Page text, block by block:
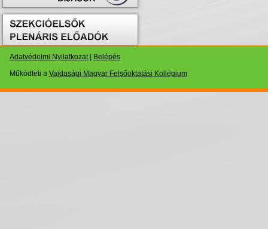
Adatvédelmi Nyilatkozat|
Belépés
Működteti a Vajdasági Magyar Felsőoktatási Kollégium